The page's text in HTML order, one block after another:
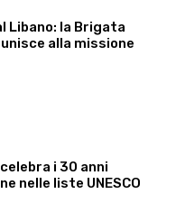
Libano: la Brigata
alla missione
i 30 anni
nelle liste UNESCO